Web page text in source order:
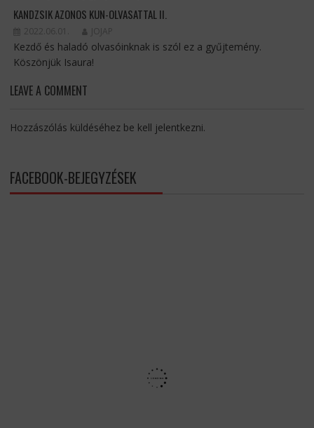
KANDZSIK AZONOS KUN-OLVASATTAL II.
2022.06.01. JOJAP
Kezdő és haladó olvasóinknak is szól ez a gyűjtemény.
Köszönjük Isaura!
LEAVE A COMMENT
Hozzászólás küldéséhez be kell jelentkezni.
FACEBOOK-BEJEGYZÉSEK